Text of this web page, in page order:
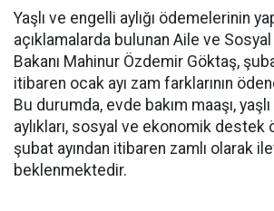
Yaşlı ve engelli aylığı ödemelerinin
açıklamalarda bulunan Aile ve
Bakanı Mahinur Özdemir Göktaş,
itibaren ocak ayı zam farklarının
Bu durumda, evde bakım maaşı,
aylıkları, sosyal ve ekonomik destek
şubat ayından itibaren zamlı olarak
beklenmektedir.